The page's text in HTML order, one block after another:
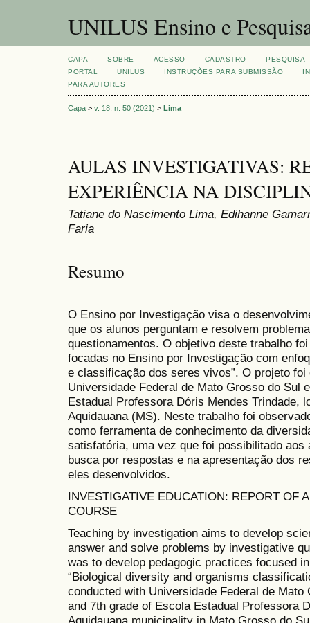
UNILUS Ensino e
CAPA SOBRE ACESSO CADASTRO
PESQUISA
PORTAL
UNILUS INSTRUÇÕES PARA SUBMISSÃO
PARA AUTORES
Capa > v. 18, n. 50 (2021) > Lima
AULAS INVESTIGATIVAS:
EXPERIÊNCIA NA
Tatiane do Nascimento Lima, Edihanne
Faria
Resumo
O Ensino por Investigação visa o
que os alunos perguntam e resolvem
questionamentos. O objetivo deste trabalho
focadas no Ensino por Investigação com
e classificação dos seres vivos”. O projeto
Universidade Federal de Mato Grosso do Sul
Estadual Professora Dóris Mendes Trindade,
Aquidauana (MS). Neste trabalho foi
como ferramenta de conhecimento da
satisfatória, uma vez que foi possibilitado aos
busca por respostas e na apresentação dos
eles desenvolvidos.
INVESTIGATIVE EDUCATION: REPORT OF
COURSE
Teaching by investigation aims to develop
answer and solve problems by investigative
was to develop pedagogic practices focused
“Biological diversity and organisms
conducted with Universidade Federal de
and 7th grade of Escola Estadual Professora